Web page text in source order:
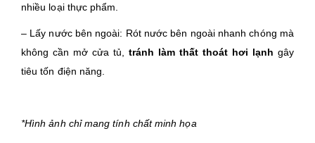
nhiều loại thực phẩm.
– Lấy nước bên ngoài: Rót nước bên ngoài nhanh chóng mà
không cần mở cửa tủ, tránh làm thất thoát hơi lạnh gây
tiêu tốn điện năng.
*Hình ảnh chỉ mang tính chất minh họa